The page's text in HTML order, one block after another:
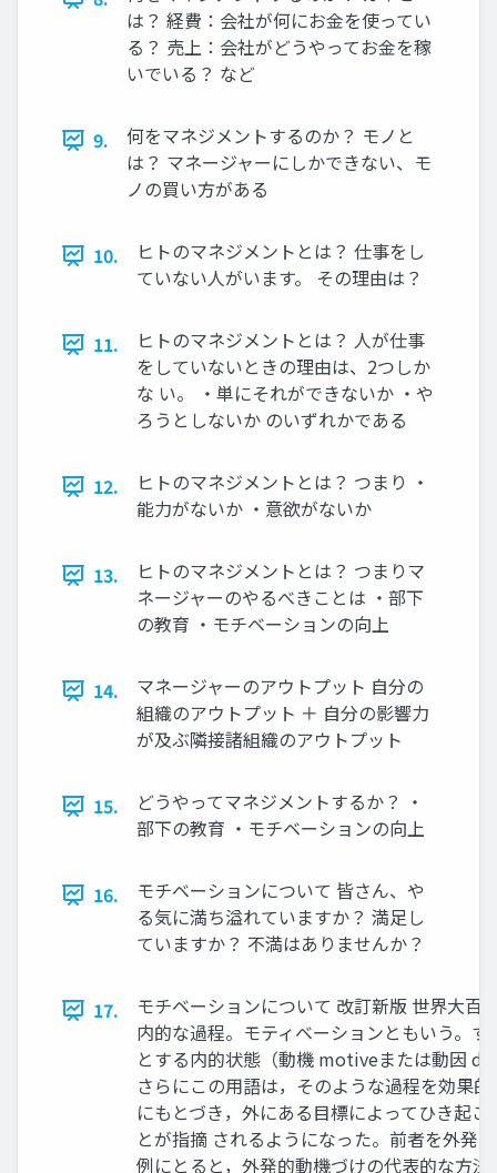
は？ 経費：会社が何にお金を使ってい
る？ 売上：会社がどうやってお金を稼
いでいる？ など
9.
何をマネジメントするのか？ モノと
は？ マネージャーにしかできない、モ
ノの買い方がある
10.
ヒトのマネジメントとは？ 仕事をし
ていない人がいます。 その理由は？
11.
ヒトのマネジメントとは？ 人が仕事
をしていないときの理由は、2つしか
な い。 ・単にそれができないか ・や
ろうとしないか のいずれかである
12.
ヒトのマネジメントとは？ つまり ・
能力がないか ・意欲がないか
13.
ヒトのマネジメントとは？ つまりマ
ネージャーのやるべきことは ・部下
の教育 ・モチベーションの向上
14.
マネージャーのアウトプット 自分の
組織のアウトプット ＋ 自分の影響力
が及ぶ隣接諸組織のアウトプット
15.
どうやってマネジメントするか？ ・
部下の教育 ・モチベーションの向上
16.
モチベーションについて 皆さん、や
る気に満ち溢れていますか？ 満足し
ていますか？ 不満はありませんか？
17.
モチベーションについて 改訂新版 世界大
内的な過程。モティベーションともいう。
とする内的状態（動機 motiveまたは動因
さらにこの用語は，そのような過程を効果
にもとづき，外にある目標によってひき起
とが指摘 されるようになった。前者を外発
例にとると，外発的動機づけの代表的な方